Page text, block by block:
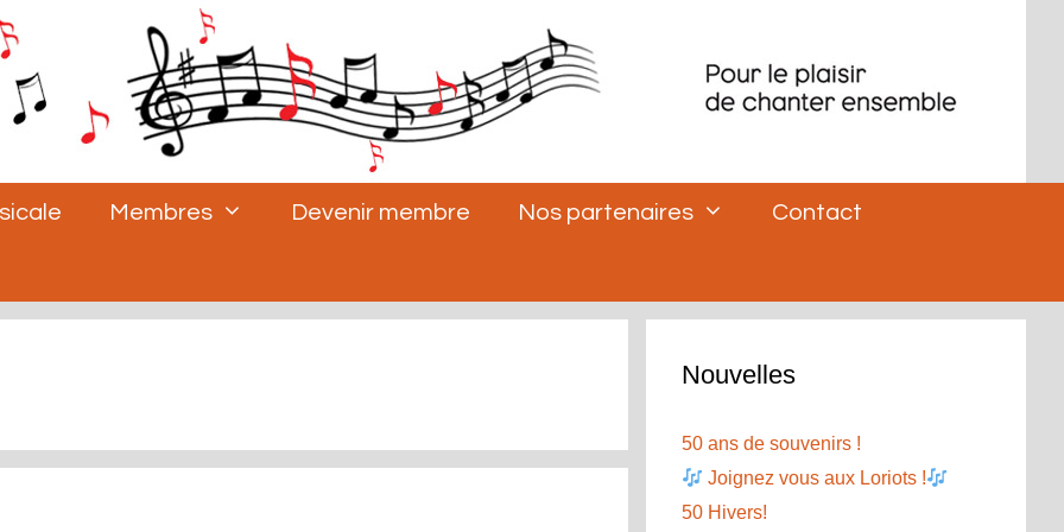
Membres Devenir membre Nos partenaires Contact
Nouvelles
50 ans de souvenirs !
Joignez vous aux Loriots !
50 Hivers!